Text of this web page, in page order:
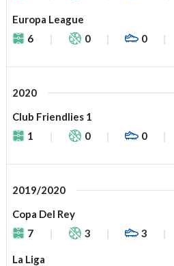
Europa League
6
0 0
2020
Club Friendlies 1
1
0 0
2019/2020
Copa Del Rey
7
3 3
La Liga